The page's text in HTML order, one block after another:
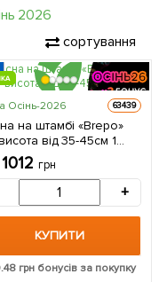
сортування
КРУПНОМІР
Осінь-2026 63439
на штамбі «Brepo»
від 35-45см 1
в упаковці
1012 грн
+
КУПИТИ
грн бонусів за покупку